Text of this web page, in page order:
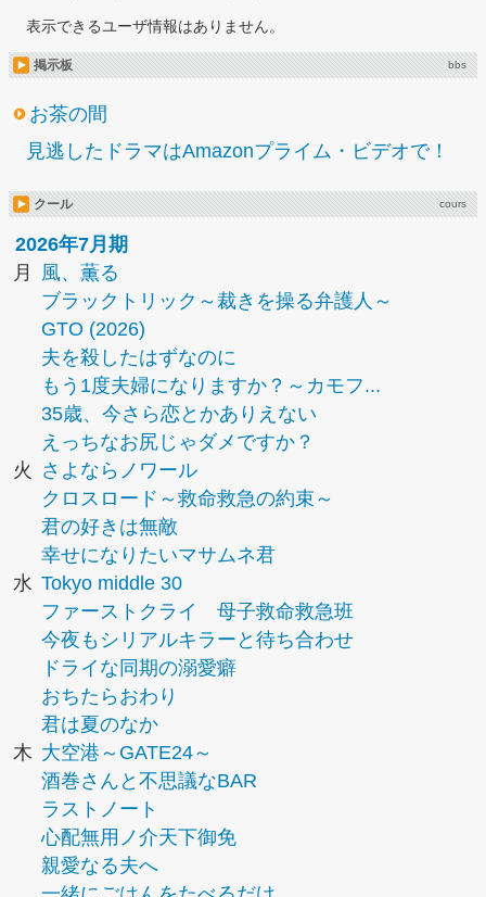
表示できるユーザ情報はありません。
掲示板 bbs
お茶の間
見逃したドラマはAmazonプライム・ビデオで！
クール cours
2026年7月期
月
風、薫る
ブラックトリック～裁きを操る弁護人～
GTO (2026)
夫を殺したはずなのに
もう1度夫婦になりますか？～カモフ...
35歳、今さら恋とかありえない
えっちなお尻じゃダメですか？
火
さよならノワール
クロスロード～救命救急の約束～
君の好きは無敵
幸せになりたいマサムネ君
水 Tokyo middle 30
ファーストクライ 母子救命救急班
今夜もシリアルキラーと待ち合わせ
ドライな同期の溺愛癖
おちたらおわり
君は夏のなか
木 大空港～GATE24～
酒巻さんと不思議なBAR
ラストノート
心配無用ノ介天下御免
親愛なる夫へ